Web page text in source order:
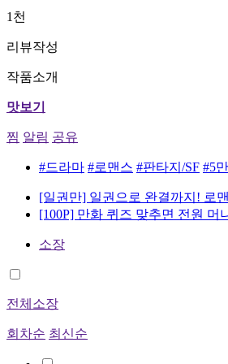
1천
리뷰작성
작품소개
맛보기
찜 알림 공유
#드라마 #로맨스 #판타지/SF #5
[일권만] 일권으로 완결까지! 로
[100P] 만화 퀴즈 맞추면 전원 머
소장
전체소장
회차순 최신순